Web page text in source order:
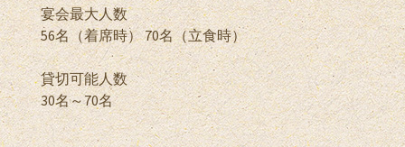
宴会最大人数
56名（着席時） 70名（立食時）
貸切可能人数
30名～70名